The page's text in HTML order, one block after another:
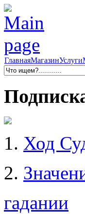
ГлавнаяМагазинУслуги
1. Ход
2.
гадании